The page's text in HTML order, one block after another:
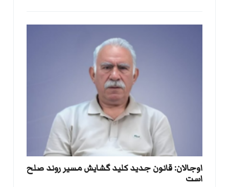
اوجالان: قانون جدید کلید گشایش مسیر روند صلح
است